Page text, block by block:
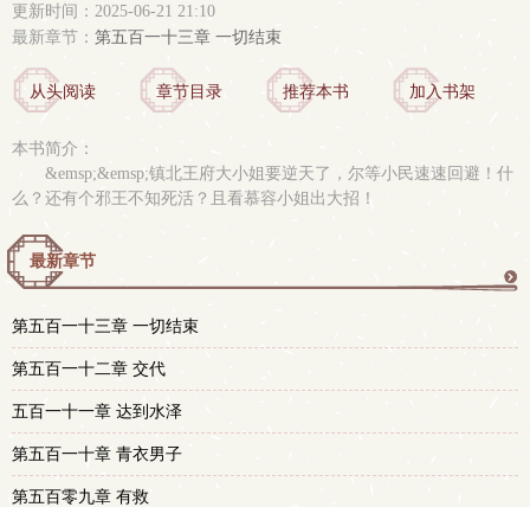
更新时间：2025-06-21 21:10
最新章节： 第五百一十三章 一切结束
从头阅读 章节目录 推荐本书 加入书架
本书简介：
&emsp;&emsp;镇北王府大小姐要逆天了，尔等小民速速回避！什
么？还有个邪王不知死活？且看慕容小姐出大招！
最新章节
第五百一十三章 一切结束
第五百一十二章 交代
五百一十一章 达到水泽
第五百一十章 青衣男子
第五百零九章 有救